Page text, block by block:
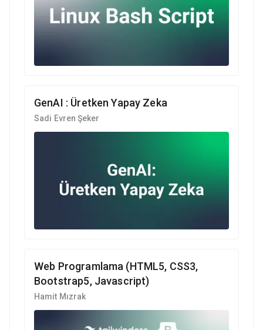
GenAI : Üretken Yapay Zeka
Sadi Evren Şeker
Web Programlama (HTML5, CSS3,
Bootstrap5, Javascript)
Hamit Mızrak